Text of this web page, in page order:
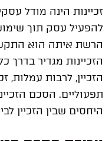
זכיינות הינה מודל
להפעיל עסק תוך
הרשת איתה הוא
הזכיינות מגדיר
הזכיין, לרבות עמלות,
תפעוליים. הסכם
היחסים שבין הזכיין